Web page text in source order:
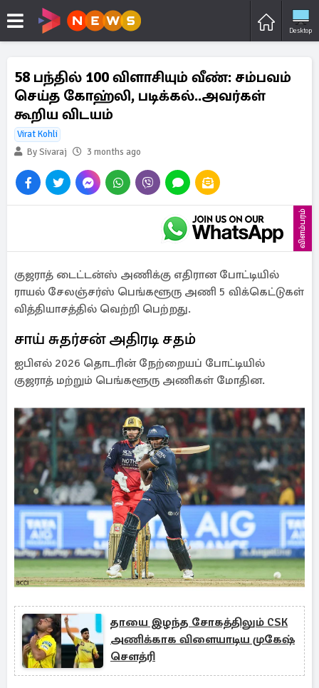
Desktop
58 பந்தில் 100 விளாசியும் வீண்: சம்பவம்
செய்த கோஹ்லி, படிக்கல்..அவர்கள்
கூறிய விடயம்
Virat Kohli
By Sivaraj
3 months ago
விளம்பரம்
குஜராத் டைட்டன்ஸ் அணிக்கு எதிரான போட்டியில்
ராயல் சேலஞ்சர்ஸ் பெங்களூரு அணி 5 விக்கெட்டுகள்
வித்தியாசத்தில் வெற்றி பெற்றது.
சாய் சுதர்சன் அதிரடி சதம்
ஐபிஎல் 2026 தொடரின் நேற்றையப் போட்டியில்
குஜராத் மற்றும் பெங்களூரு அணிகள் மோதின.
தாயை இழந்த சோகத்திலும் CSK
அணிக்காக விளையாடிய முகேஷ்
சௌத்ரி